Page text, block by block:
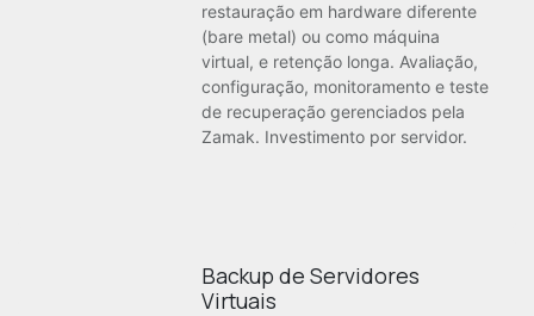
restauração em hardware diferente
(bare metal) ou como máquina
virtual, e retenção longa. Avaliação,
configuração, monitoramento e teste
de recuperação gerenciados pela
Zamak. Investimento por servidor.
Backup de Servidores
Virtuais